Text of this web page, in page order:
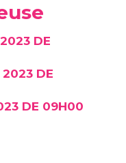
DE
2023 DE
DE 09H00